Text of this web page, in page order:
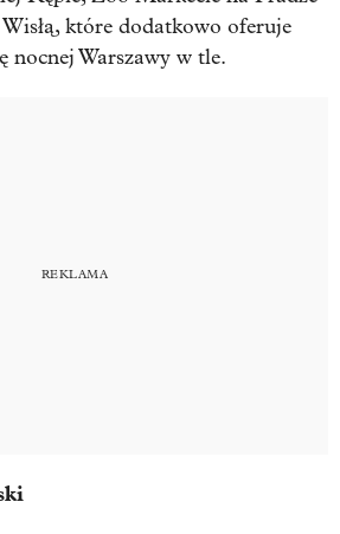
które dodatkowo oferuje
nocnej Warszawy w tle.